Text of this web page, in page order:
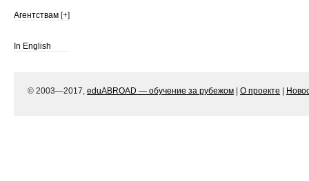
Агентствам [+]
In English
© 2003—2017, eduABROAD — обучение за рубежом О проекте